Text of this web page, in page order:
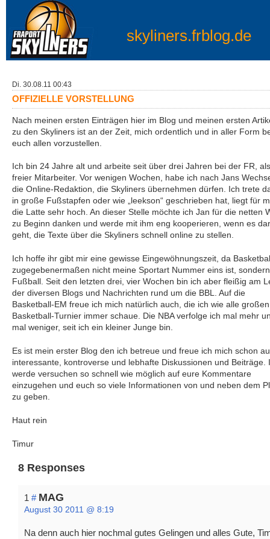
skyliners.frblog.de
Di. 30.08.11 00:43
OFFIZIELLE VORSTELLUNG
Nach meinen ersten Einträgen hier im Blog und meinen ersten
zu den Skyliners ist an der Zeit, mich ordentlich und in aller Form
euch allen vorzustellen.
Ich bin 24 Jahre alt und arbeite seit über drei Jahren bei der FR, als
freier Mitarbeiter. Vor wenigen Wochen, habe ich nach Jans
die Online-Redaktion, die Skyliners übernehmen dürfen. Ich trete
in große Fußstapfen oder wie „leekson“ geschrieben hat, liegt für
die Latte sehr hoch. An dieser Stelle möchte ich Jan für die netten
zu Beginn danken und werde mit ihm eng kooperieren, wenn es
geht, die Texte über die Skyliners schnell online zu stellen.
Ich hoffe ihr gibt mir eine gewisse Eingewöhnungszeit, da
zugegebenermaßen nicht meine Sportart Nummer eins ist,
Fußball. Seit den letzten drei, vier Wochen bin ich aber fleißig am
der diversen Blogs und Nachrichten rund um die BBL. Auf die
Basketball-EM freue ich mich natürlich auch, die ich wie alle großen
Basketball-Turnier immer schaue. Die NBA verfolge ich mal mehr
mal weniger, seit ich ein kleiner Junge bin.
Es ist mein erster Blog den ich betreue und freue ich mich schon
interessante, kontroverse und lebhafte Diskussionen und Beiträge.
werde versuchen so schnell wie möglich auf eure Kommentare
einzugehen und euch so viele Informationen von und neben dem
zu geben.
Haut rein
Timur
8 Responses
1 # MAG
August 30 2011 @ 8:19
Na denn auch hier nochmal gutes Gelingen und alles Gute,